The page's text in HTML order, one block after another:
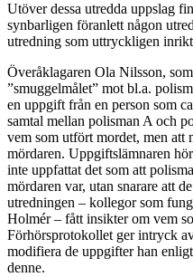
Utöver dessa utredda uppslag
synbarligen föranlett någon
utredning som uttryckligen
Överåklagaren Ola Nilsson,
”smuggelmålet” mot bl.a.
en uppgift från en person som
samtal mellan polisman A och
vem som utfört mordet, men att
mördaren. Uppgiftslämnaren
inte uppfattat det som att
mördaren var, utan snarare att
utredningen – kollegor som
Holmér – fått insikter om vem
Förhörsprotokollet ger intryck
modifiera de uppgifter han
denne.